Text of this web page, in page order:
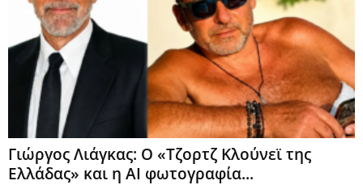
Γιώργος Λιάγκας: Ο «Τζορτζ Κλούνεϊ της
Ελλάδας» και η AI φωτογραφία...